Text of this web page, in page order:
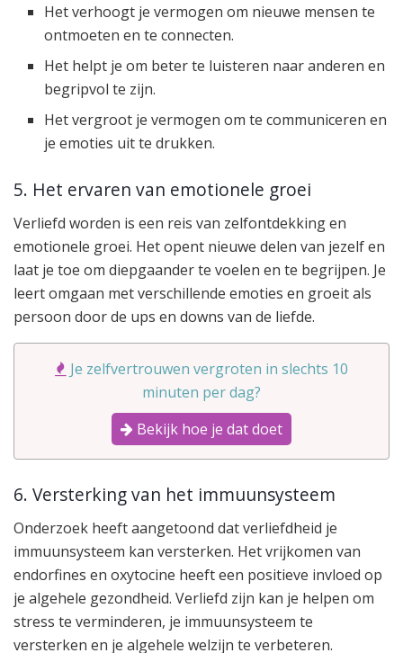
Het verhoogt je vermogen om nieuwe mensen te
ontmoeten en te connecten.
Het helpt je om beter te luisteren naar anderen en
begripvol te zijn.
Het vergroot je vermogen om te communiceren en
je emoties uit te drukken.
5. Het ervaren van emotionele groei
Verliefd worden is een reis van zelfontdekking en
emotionele groei. Het opent nieuwe delen van jezelf en
laat je toe om diepgaander te voelen en te begrijpen. Je
leert omgaan met verschillende emoties en groeit als
persoon door de ups en downs van de liefde.
Je zelfvertrouwen vergroten in slechts 10
minuten per dag?
Bekijk hoe je dat doet
6. Versterking van het immuunsysteem
Onderzoek heeft aangetoond dat verliefdheid je
immuunsysteem kan versterken. Het vrijkomen van
endorfines en oxytocine heeft een positieve invloed op
je algehele gezondheid. Verliefd zijn kan je helpen om
stress te verminderen, je immuunsysteem te
versterken en je algehele welzijn te verbeteren.